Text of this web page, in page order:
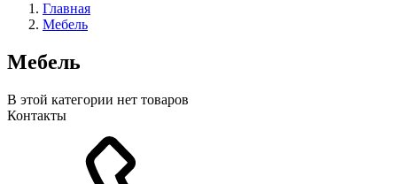
Главная
Мебель
Мебель
В этой категории нет товаров
Контакты